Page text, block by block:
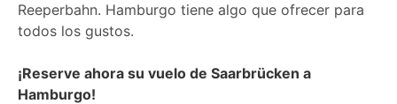
Reeperbahn. Hamburgo tiene algo que ofrecer para
todos los gustos.
¡Reserve ahora su vuelo de Saarbrücken a
Hamburgo!